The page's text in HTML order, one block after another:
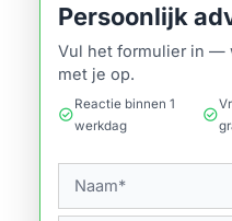
Persoonlijk
Vul het formulier in —
met je op.
check_circle
Reactie binnen 1
werkdag
check_circle